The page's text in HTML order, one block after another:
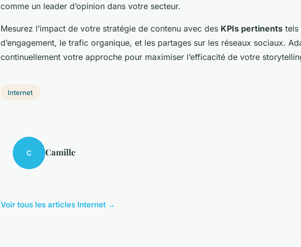
comme un leader d’opinion dans votre secteur.
Mesurez l’impact de votre stratégie de contenu avec des KPIs pertinents tels
d’engagement, le trafic organique, et les partages sur les réseaux sociaux.
continuellement votre approche pour maximiser l’efficacité de votre
Internet
C Camille
Voir tous les articles Internet →